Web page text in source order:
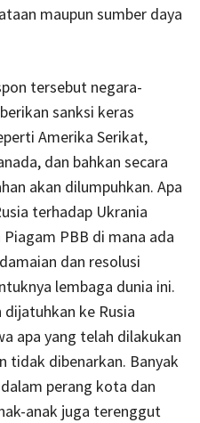
maupun sumber daya
tersebut negara-
sanksi keras
Amerika Serikat,
dan bahkan secara
akan dilumpuhkan. Apa
terhadap Ukrania
PBB di mana ada
dan resolusi
lembaga dunia ini.
ke Rusia
apa yang telah dilakukan
tidak dibenarkan. Banyak
perang kota dan
anak juga terenggut